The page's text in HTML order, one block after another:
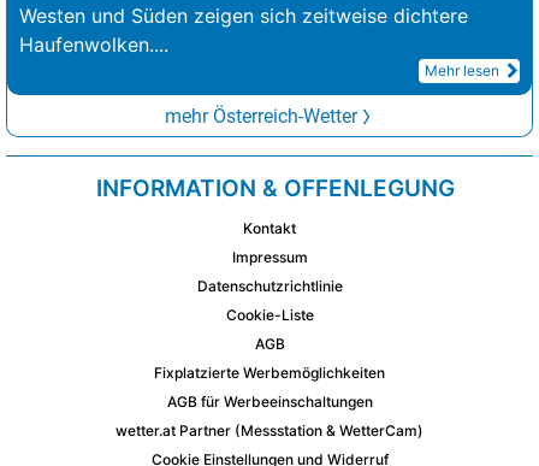
Westen und Süden zeigen sich zeitweise dichtere
Haufenwolken....
Mehr lesen
mehr Österreich-Wetter
INFORMATION & OFFENLEGUNG
Kontakt
Impressum
Datenschutzrichtlinie
Cookie-Liste
AGB
Fixplatzierte Werbemöglichkeiten
AGB für Werbeeinschaltungen
wetter.at Partner (Messstation & WetterCam)
Cookie Einstellungen und Widerruf